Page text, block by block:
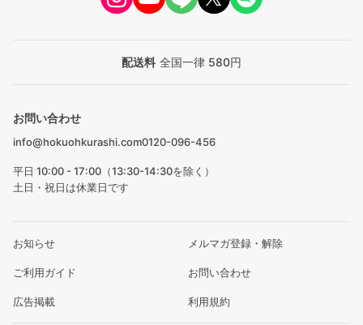
配送料 全国一律 580円
お問い合わせ
info@hokuohkurashi.com0120-096-456
平日 10:00 - 17:00（13:30-14:30を除く）
土日・祝日は休業日です
お知らせ メルマガ登録・解除
ご利用ガイド お問い合わせ
広告掲載 利用規約